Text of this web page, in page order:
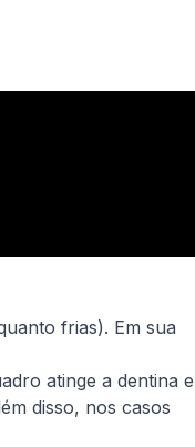
frias). Em sua
atinge a dentina e
disso, nos casos